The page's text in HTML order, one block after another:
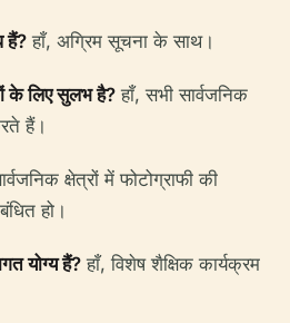
हैं? हाँ, अग्रिम सूचना के साथ।
के लिए सुलभ है? हाँ, सभी सार्वजनिक
हैं।
क्षेत्रों में फोटोग्राफी की
हो।
योग्य हैं? हाँ, विशेष शैक्षिक कार्यक्रम